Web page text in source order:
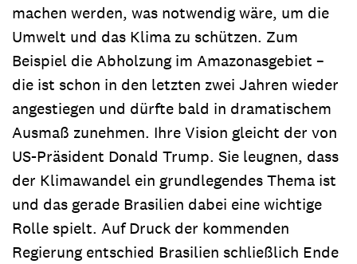
machen werden, was notwendig wäre, um die
Umwelt und das Klima zu schützen. Zum
Beispiel die Abholzung im Amazonasgebiet –
die ist schon in den letzten zwei Jahren wieder
angestiegen und dürfte bald in dramatischem
Ausmaß zunehmen. Ihre Vision gleicht der von
US-Präsident Donald Trump. Sie leugnen, dass
der Klimawandel ein grundlegendes Thema ist
und das gerade Brasilien dabei eine wichtige
Rolle spielt. Auf Druck der kommenden
Regierung entschied Brasilien schließlich Ende